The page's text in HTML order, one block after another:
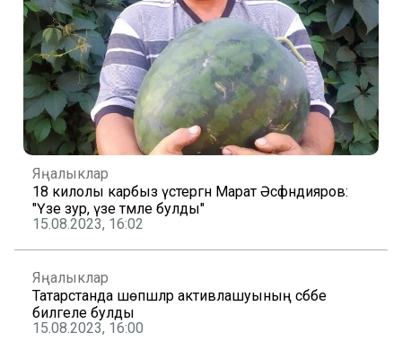
Яңалыклар
18 килолы карбыз үстергән Марат Әсфәндияров:
"Үзе зур, үзе тәмле булды"
15.08.2023, 16:02
Яңалыклар
Татарстанда шөпшәләр активлашуының сәбәбе
билгеле булды
15.08.2023, 16:00